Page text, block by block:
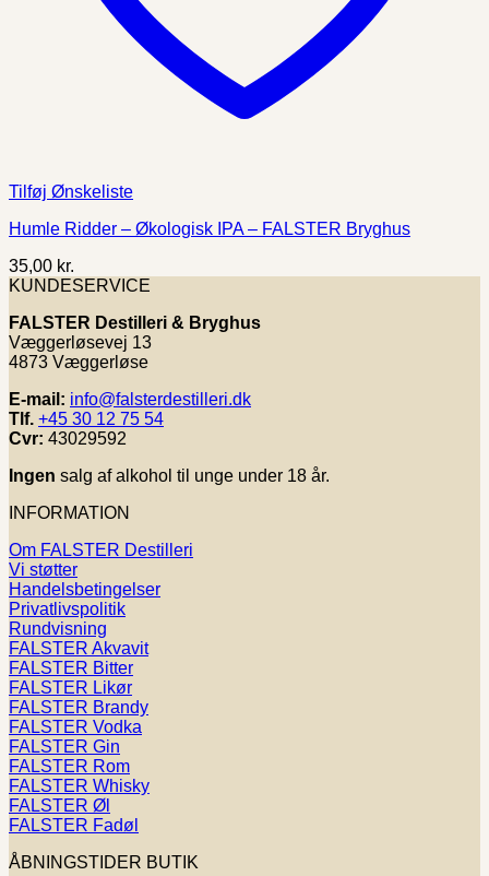
Tilføj Ønskeliste
Humle Ridder – Økologisk IPA – FALSTER Bryghus
35,00 kr.
KUNDESERVICE
FALSTER Destilleri & Bryghus
Væggerløsevej 13
4873 Væggerløse
E-mail: info@falsterdestilleri.dk
Tlf. +45 30 12 75 54
Cvr: 43029592
Ingen salg af alkohol til unge under 18 år.
INFORMATION
Om FALSTER Destilleri
Vi støtter
Handelsbetingelser
Privatlivspolitik
Rundvisning
FALSTER Akvavit
FALSTER Bitter
FALSTER Likør
FALSTER Brandy
FALSTER Vodka
FALSTER Gin
FALSTER Rom
FALSTER Whisky
FALSTER Øl
FALSTER Fadøl
ÅBNINGSTIDER BUTIK